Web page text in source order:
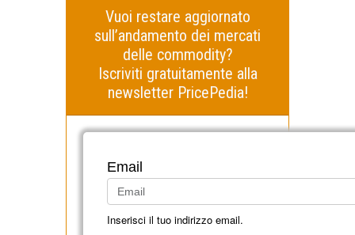
Vuoi restare aggiornato
sull’andamento dei mercati
delle commodity?
Iscriviti gratuitamente alla
newsletter PricePedia!
Email
Inserisci il tuo indirizzo email.